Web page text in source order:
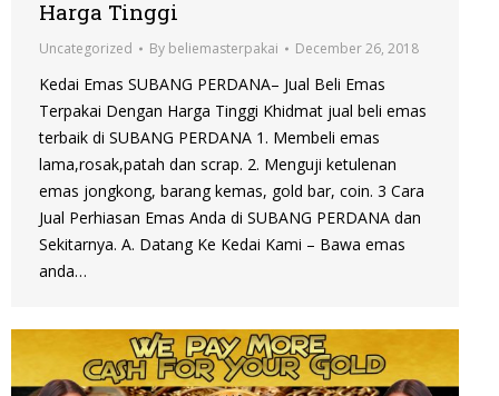
Harga Tinggi
Uncategorized By beliemasterpakai December 26, 2018
Kedai Emas SUBANG PERDANA– Jual Beli Emas
Terpakai Dengan Harga Tinggi Khidmat jual beli emas
terbaik di SUBANG PERDANA 1. Membeli emas
lama,rosak,patah dan scrap. 2. Menguji ketulenan
emas jongkong, barang kemas, gold bar, coin. 3 Cara
Jual Perhiasan Emas Anda di SUBANG PERDANA dan
Sekitarnya. A. Datang Ke Kedai Kami – Bawa emas
anda…